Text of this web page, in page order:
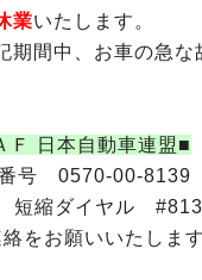
業いたします。
期間中、お車の急な
Ｆ 日本自動車連盟■
号 0570-00-8139
短縮ダイヤル
をお願いいたします